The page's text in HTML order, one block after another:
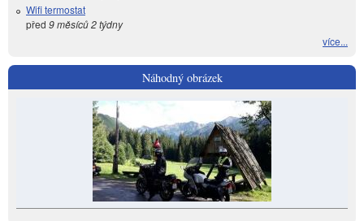
Wifi termostat
před 9 měsíců 2 týdny
více...
Náhodný obrázek